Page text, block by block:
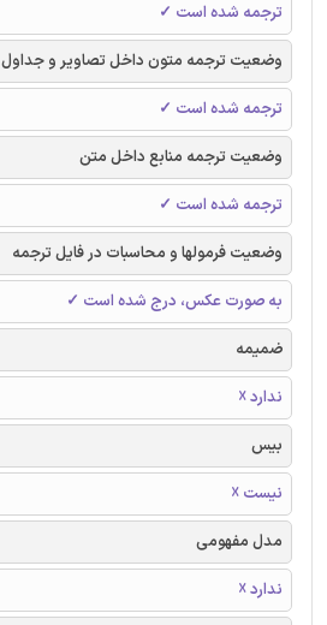
ترجمه شده است ✓
وضعیت ترجمه متون داخل تصاویر و جداول
ترجمه شده است ✓
وضعیت ترجمه منابع داخل متن
ترجمه شده است ✓
وضعیت فرمولها و محاسبات در فایل ترجمه
به صورت عکس، درج شده است ✓
ضمیمه
ندارد ☓
بیس
نیست ☓
مدل مفهومی
ندارد ☓